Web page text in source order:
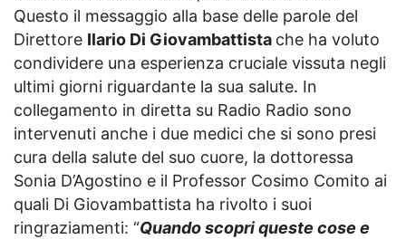
Questo il messaggio alla base delle parole del
Direttore Ilario Di Giovambattista che ha voluto
condividere una esperienza cruciale vissuta negli
ultimi giorni riguardante la sua salute. In
collegamento in diretta su Radio Radio sono
intervenuti anche i due medici che si sono presi
cura della salute del suo cuore, la dottoressa
Sonia D’Agostino e il Professor Cosimo Comito ai
quali Di Giovambattista ha rivolto i suoi
ringraziamenti: “Quando scopri queste cose e